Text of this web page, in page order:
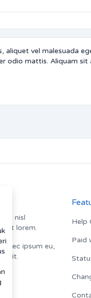
aliquet vel malesuada
odio mattis. Aliquam sit
nisl
et lorem.
nec ipsum eu,
velit.
Help
Paid